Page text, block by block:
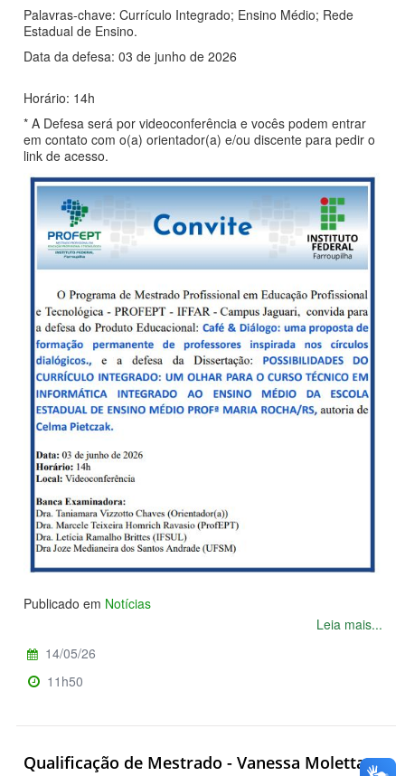
Palavras-chave: Currículo Integrado; Ensino Médio; Rede
Estadual de Ensino.
Data da defesa: 03 de junho de 2026
Horário: 14h
* A Defesa será por videoconferência e vocês podem entrar
em contato com o(a) orientador(a) e/ou discente para pedir o
link de acesso.
Publicado em Notícias
Leia mais...
14/05/26
11h50
Qualificação de Mestrado - Vanessa Moletta